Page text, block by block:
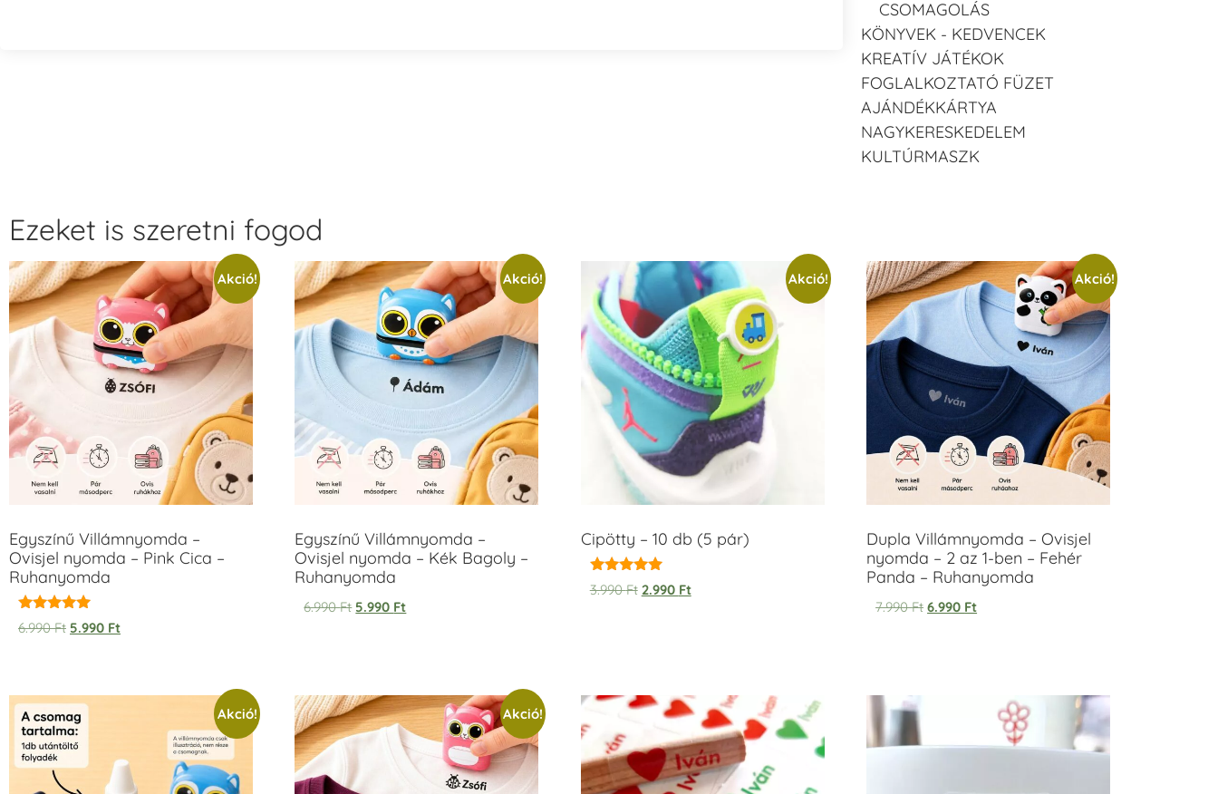
CSOMAGOLÁS
KÖNYVEK - KEDVENCEK
KREATÍV JÁTÉKOK
FOGLALKOZTATÓ FÜZET
AJÁNDÉKKÁRTYA
NAGYKERESKEDELEM
KULTÚRMASZK
Ezeket is szeretni fogod
Akció!
Egyszínű Villámnyomda –
Ovisjel nyomda – Pink Cica –
Ruhanyomda
Értékelés:
5.00
6.990Ft 5.990 Ft
Akció!
Egyszínű Villámnyomda –
Ovisjel nyomda – Kék Bagoly –
Ruhanyomda
6.990Ft 5.990 Ft
Akció!
Cipötty – 10 db (5 pár)
Értékelés:
5.00
3.990Ft 2.990 Ft
Akció!
Dupla Villámnyomda – Ovisjel
nyomda – 2 az 1-ben – Fehér
Panda – Ruhanyomda
7.990Ft 6.990 Ft
Akció! Akció!